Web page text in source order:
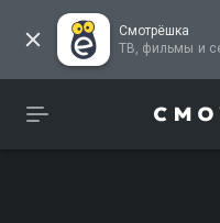
Смотрёшка
ТВ,